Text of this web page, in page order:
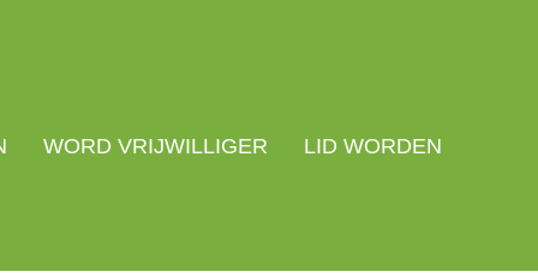
WORD VRIJWILLIGER LID WORDEN